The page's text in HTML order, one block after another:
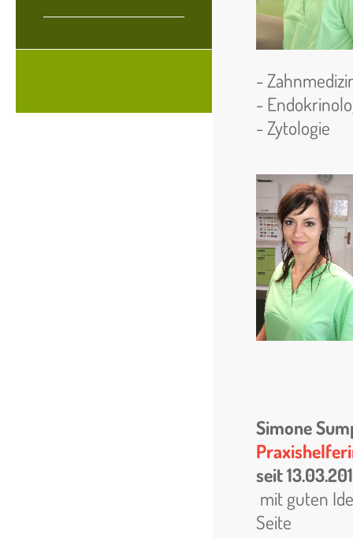
-
-
- Zytologie
Simone
seit
mit guten
Seite